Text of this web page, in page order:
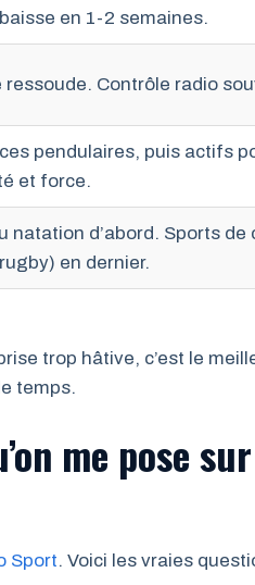
en 1-2 semaines.
ressoude. Contrôle radio
pendulaires, puis actifs
et force.
natation d’abord. Sports
en dernier.
trop hâtive, c’est le
temps.
me pose
Sport. Voici les vraies